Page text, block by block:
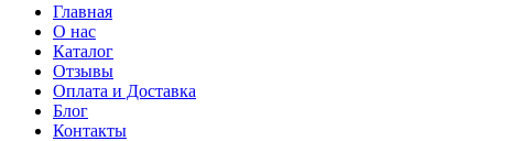
составляла
24
790 .
Главная
О нас
Каталог
Отзывы
Оплата и Доставка
Блог
Контакты